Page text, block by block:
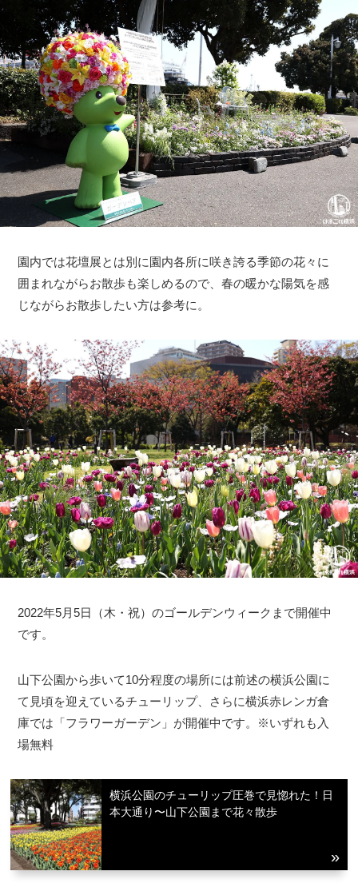
園内では花壇展とは別に園内各所に咲き誇る季節の花々に
囲まれながらお散歩も楽しめるので、春の暖かな陽気を感
じながらお散歩したい方は参考に。
2022年5月5日（木・祝）のゴールデンウィークまで開催中
です。
山下公園から歩いて10分程度の場所には前述の横浜公園に
て見頃を迎えているチューリップ、さらに横浜赤レンガ倉
庫では「フラワーガーデン」が開催中です。※いずれも入
場無料
横浜公園のチューリップ圧巻で見惚れた！日
本大通り〜山下公園まで花々散歩